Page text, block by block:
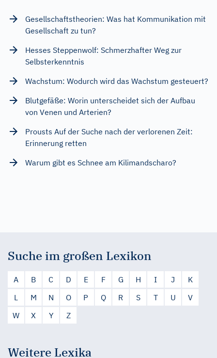
Gesellschaftstheorien: Was hat Kommunikation mit
Gesellschaft zu tun?
Hesses Steppenwolf: Schmerzhafter Weg zur
Selbsterkenntnis
Wachstum: Wodurch wird das Wachstum gesteuert?
Blutgefäße: Worin unterscheidet sich der Aufbau
von Venen und Arterien?
Prousts Auf der Suche nach der verlorenen Zeit:
Erinnerung retten
Warum gibt es Schnee am Kilimandscharo?
Suche im großen Lexikon
A B C D E F G H I J
K
L
M N O P Q R S T U
V
W
X Y Z
Weitere Lexika